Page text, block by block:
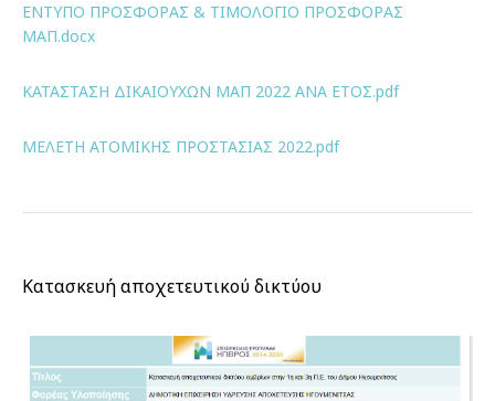
ΕΝΤΥΠΟ ΠΡΟΣΦΟΡΑΣ & ΤΙΜΟΛΟΓΙΟ ΠΡΟΣΦΟΡΑΣ
ΜΑΠ.docx
ΚΑΤΑΣΤΑΣΗ ΔΙΚΑΙΟΥΧΩΝ ΜΑΠ 2022 ΑΝΑ ΕΤΟΣ.pdf
ΜΕΛΕΤΗ ΑΤΟΜΙΚΗΣ ΠΡΟΣΤΑΣΙΑΣ 2022.pdf
Κατασκευή αποχετευτικού δικτύου